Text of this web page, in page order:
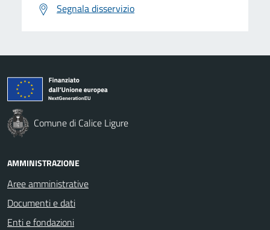
Segnala disservizio
Comune di Calice Ligure
AMMINISTRAZIONE
Aree amministrative
Documenti e dati
Enti e fondazioni